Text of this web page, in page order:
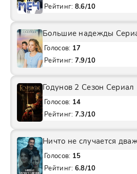
Рейтинг: 8.6/10
Большие надежды
Голосов: 17
Рейтинг: 7.9/10
Годунов 2 Сезон Сериал
Голосов: 14
Рейтинг: 7.3/10
Ничто не случается
Голосов: 15
Рейтинг: 6.8/10